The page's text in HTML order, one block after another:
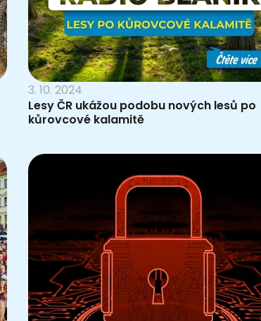
3. 10. 2024
Lesy ČR ukážou podobu nových lesů po
kůrovcové kalamitě